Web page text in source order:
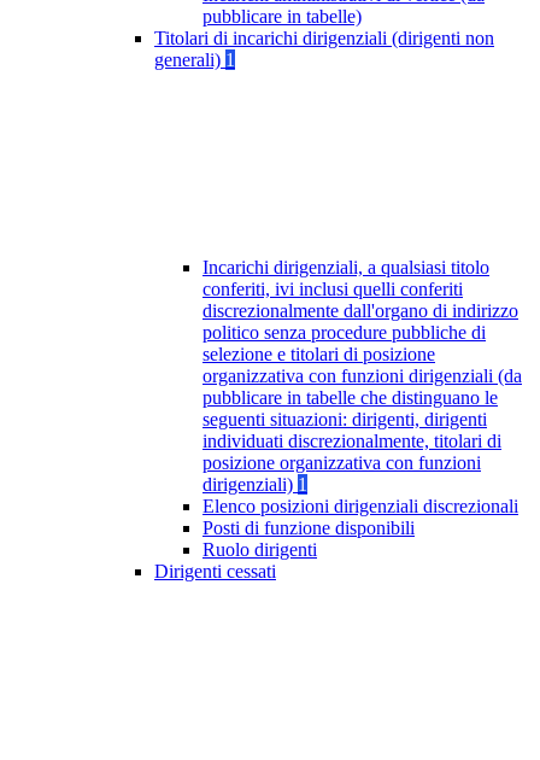
pubblicare in tabelle)
Titolari di incarichi dirigenziali (dirigenti non
generali) 1
Incarichi dirigenziali, a qualsiasi titolo
conferiti, ivi inclusi quelli conferiti
discrezionalmente dall'organo di indirizzo
politico senza procedure pubbliche di
selezione e titolari di posizione
organizzativa con funzioni dirigenziali (da
pubblicare in tabelle che distinguano le
seguenti situazioni: dirigenti, dirigenti
individuati discrezionalmente, titolari di
posizione organizzativa con funzioni
dirigenziali) 1
Elenco posizioni dirigenziali discrezionali
Posti di funzione disponibili
Ruolo dirigenti
Dirigenti cessati